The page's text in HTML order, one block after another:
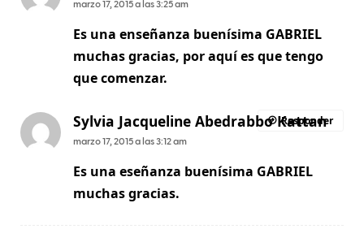
marzo 17, 2015 a las 3:25 am
Es una enseñanza buenísima GABRIEL
muchas gracias, por aquí es que tengo
que comenzar.
Sylvia Jacqueline Abedrabbo Kattan
marzo 17, 2015 a las 3:12 am
Es una eseñanza buenísima GABRIEL
muchas gracias.
Responder